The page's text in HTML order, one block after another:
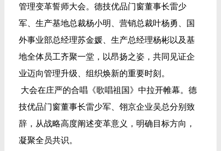
管理变革誓师大会。德技优品门窗董事长雷少
军、生产基地总裁杨小明、营销总裁叶杨勇、国
外事业部总经理苏金媛、生产总经理杨彬以及基
地全体员工齐聚一堂，以昂扬之姿，共同见证企
业迈向管理升级、组织焕新的重要时刻。
大会在庄严的合唱《歌唱祖国》中拉开帷幕。德
技优品门窗董事长雷少军、翎京企业吴总分别致
辞，从战略高度阐述变革意义，明确目标方向，
凝聚全员共识。